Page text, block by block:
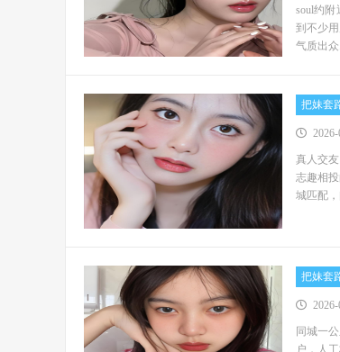
soul约
到不少
气质出众
把妹套
真人交
志趣相
城匹配
把妹套
同城一
户，人